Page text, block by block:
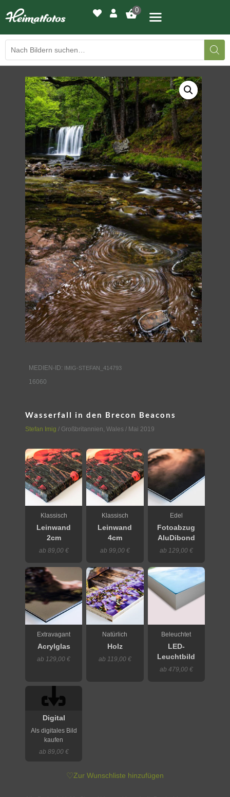
0
BILDERGALERIE
DRUCKQUALITÄTEN
LED-LEUCHTBILDER
WIR DRUCKEN IHR BILD
AUSSTELLUNGEN
HEIMATLICHTER
KONTAKT
MEDIEN-ID: IMIG-STEFAN_414793
16060
Wasserfall in den Brecon Beacons
Stefan Imig / Großbritannien, Wales / Mai 2019
Klassisch
Leinwand
2cm
ab 89,00 €
Klassisch
Leinwand
4cm
ab 99,00 €
Edel
Fotoabzug
AluDibond
ab 129,00 €
Extravagant
Acrylglas
ab 129,00 €
Natürlich
Holz
ab 119,00 €
Beleuchtet
LED-
Leuchtbild
ab 479,00 €
Digital
Als digitales Bild
kaufen
ab 89,00 €
♡Zur Wunschliste hinzufügen